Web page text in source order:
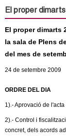
u
n
a
m
e
o
r
m
u
l
a
r
e
El proper
El proper dimarts
la sala de Plens
del mes de
24 de setembre 2009
ORDRE DEL DIA
1).- Aprovació de
2).- Control i
concret, dels acords